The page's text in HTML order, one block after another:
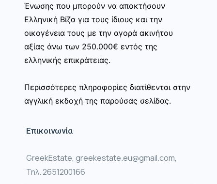
Ένωσης που μπορούν να αποκτήσουν
Ελληνική Βίζα για τους ίδιους και την
οικογένεια τους με την αγορά ακινήτου
αξίας άνω των 250.000€ εντός της
ελληνικής επικράτειας.
Περισσότερες πληροφορίες διατίθενται στην
αγγλική εκδοχή της παρούσας σελίδας.
Επικοινωνία
GreekEstate, greekestate.eu@gmail.com,
Τηλ. 2651200166